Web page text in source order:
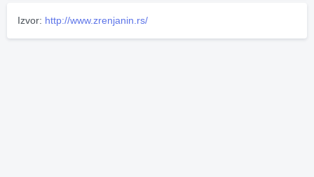
Izvor: http://www.zrenjanin.rs/